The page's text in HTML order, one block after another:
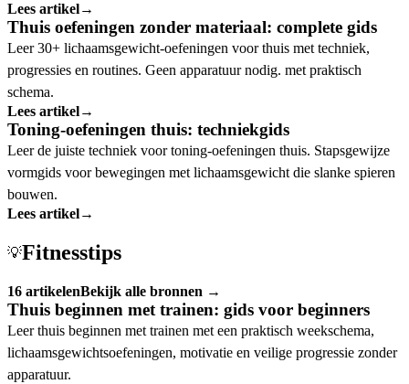
Lees artikel→
Thuis oefeningen zonder materiaal: complete gids
Leer 30+ lichaamsgewicht-oefeningen voor thuis met techniek,
progressies en routines. Geen apparatuur nodig. met praktisch
schema.
Lees artikel→
Toning-oefeningen thuis: techniekgids
Leer de juiste techniek voor toning-oefeningen thuis. Stapsgewijze
vormgids voor bewegingen met lichaamsgewicht die slanke spieren
bouwen.
Lees artikel→
💡Fitnesstips
16 artikelenBekijk alle bronnen →
Thuis beginnen met trainen: gids voor beginners
Leer thuis beginnen met trainen met een praktisch weekschema,
lichaamsgewichtsoefeningen, motivatie en veilige progressie zonder
apparatuur.